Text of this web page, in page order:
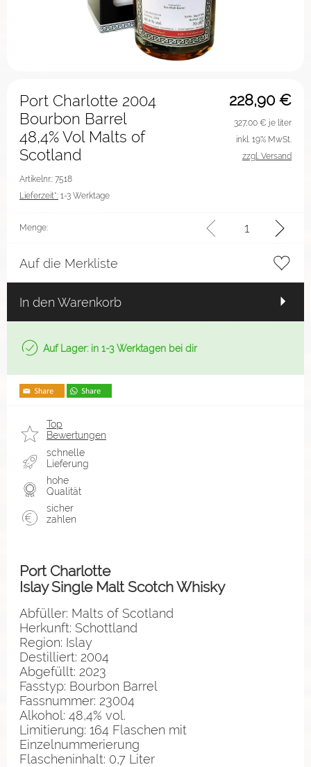
228,90 €
Port Charlotte 2004
Bourbon Barrel
48,4% Vol Malts of
Scotland
Artikelnr.: 7518
Lieferzeit*: 1-3 Werktage
327,00 € je liter
inkl. 19% MwSt.
zzgl. Versand
Menge:
Auf die Merkliste
In den Warenkorb
Auf Lager: in 1-3 Werktagen bei dir
Top
Bewertungen
schnelle
Lieferung
hohe
Qualität
sicher
zahlen
Port Charlotte
Islay Single Malt Scotch Whisky
Abfüller: Malts of Scotland
Herkunft: Schottland
Region: Islay
Destilliert: 2004
Abgefüllt: 2023
Fasstyp: Bourbon Barrel
Fassnummer: 23004
Alkohol: 48,4% vol.
Limitierung: 164 Flaschen mit
Einzelnummerierung
Flascheninhalt: 0,7 Liter